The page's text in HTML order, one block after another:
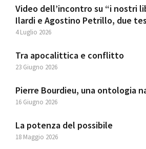
Video dell’incontro su “i nostri
Ilardi e Agostino Petrillo, due
4 Luglio 2026
Tra apocalittica e conflitto
23 Giugno 2026
Pierre Bourdieu, una ontologia
16 Giugno 2026
La potenza del possibile
18 Maggio 2026